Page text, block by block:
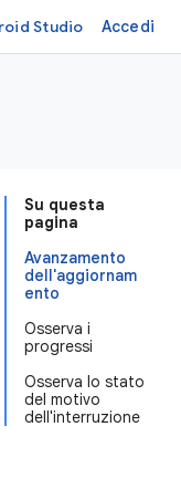
Studio Accedi
Su questa
pagina
Avanzamento
dell'aggiornam
ento
Osserva i
progressi
Osserva lo stato
del motivo
dell'interruzione